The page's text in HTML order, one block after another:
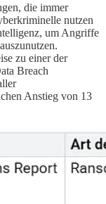
die immer
nutzen
um Angriffe
zu einer der
Breach
Anstieg von 13